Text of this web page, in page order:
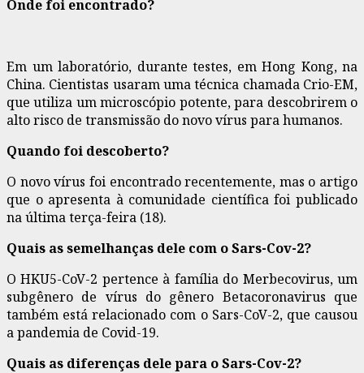
Onde foi encontrado?
Em um laboratório, durante testes, em Hong Kong, na
China. Cientistas usaram uma técnica chamada Crio-EM,
que utiliza um microscópio potente, para descobrirem o
alto risco de transmissão do novo vírus para humanos.
Quando foi descoberto?
O novo vírus foi encontrado recentemente, mas o artigo
que o apresenta à comunidade científica foi publicado
na última terça-feira (18).
Quais as semelhanças dele com o Sars-Cov-2?
O HKU5-CoV-2 pertence à família do Merbecovirus, um
subgênero de vírus do gênero Betacoronavirus que
também está relacionado com o Sars-CoV-2, que causou
a pandemia de Covid-19.
Quais as diferenças dele para o Sars-Cov-2?